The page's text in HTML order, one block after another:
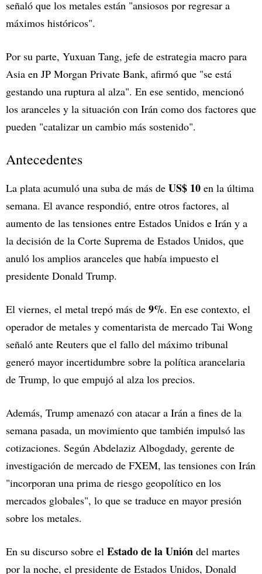
señaló que los metales están "ansiosos por regresar a
máximos históricos".
Por su parte, Yuxuan Tang, jefe de estrategia macro para
Asia en JP Morgan Private Bank, afirmó que "se está
gestando una ruptura al alza". En ese sentido, mencionó
los aranceles y la situación con Irán como dos factores que
pueden "catalizar un cambio más sostenido".
Antecedentes
La plata acumuló una suba de más de US$ 10 en la última
semana. El avance respondió, entre otros factores, al
aumento de las tensiones entre Estados Unidos e Irán y a
la decisión de la Corte Suprema de Estados Unidos, que
anuló los amplios aranceles que había impuesto el
presidente Donald Trump.
El viernes, el metal trepó más de 9%. En ese contexto, el
operador de metales y comentarista de mercado Tai Wong
señaló ante Reuters que el fallo del máximo tribunal
generó mayor incertidumbre sobre la política arancelaria
de Trump, lo que empujó al alza los precios.
Además, Trump amenazó con atacar a Irán a fines de la
semana pasada, un movimiento que también impulsó las
cotizaciones. Según Abdelaziz Albogdady, gerente de
investigación de mercado de FXEM, las tensiones con Irán
"incorporan una prima de riesgo geopolítico en los
mercados globales", lo que se traduce en mayor presión
sobre los metales.
En su discurso sobre el Estado de la Unión del martes
por la noche, el presidente de Estados Unidos, Donald